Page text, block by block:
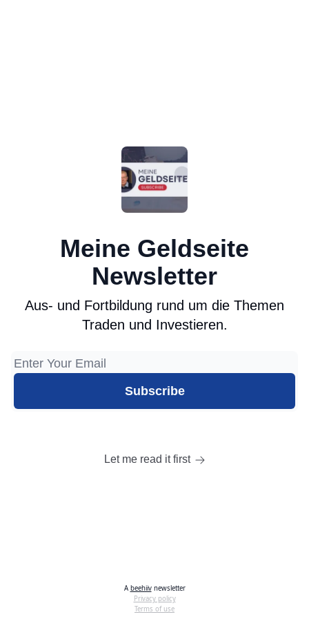
Meine Geldseite
Newsletter
Aus- und Fortbildung rund um die Themen
Traden und Investieren.
Let me read it first
A beehiivnewsletter
Privacy policy
Terms of use